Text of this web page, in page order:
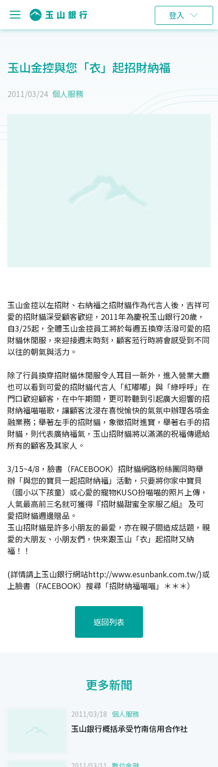
登入
玉山金控與您「衣」起招財納福
2011/03/24 個人服務
玉山金控以左招財、右納福之招財貓作為代言人後，吉祥可
愛的招財貓深受顧客歡迎，2011年為慶祝玉山銀行20歲，
自3/25起，全體玉山金控員工將於每週五換穿活潑可愛的招
財貓休閒服，來迎接週末時刻，顧客蒞行時將會感受到不同
以往的朝氣與活力。
除了行員換穿招財貓休閒服令人耳目一新外，進入營業大廳
也可以看到可愛的招財貓代言人「紅嘟嘟」與「綠呼呼」在
門口歡迎顧客，在中午期間，更可聆聽到引起廣大迴響的招
財納福喵喵歌，讓顧客沈浸在喜悅愉快的氣氛中辦理各項金
融業務；舉著左手的招財貓，象徵招財進寶，舉著右手的招
財貓，則代表廣納福氣，玉山招財貓將以滿滿的祝福傳遞給
所有的顧客及其家人。
3/15~4/8，臉書（FACEBOOK）招財貓網路粉絲團同時舉
辦「與您的寶貝一起招財納福」活動，只要將你家中寶貝
（國小以下孩童）或心愛的寵物KUSO扮喵喵的照片上傳，
人氣最高前三名就可獲得『招財貓甜蜜全家服乙組』 及可
愛招財貓週邊贈品。
玉山招財貓是許多小朋友的最愛，亦在親子間造成話題，親
愛的大朋友、小朋友們，快來跟玉山「衣」起招財又納
福！！
(詳情請上玉山銀行網站http://www.esunbank.com.tw/)或
上臉書（FACEBOOK）搜尋「招財納福喵喵」＊＊＊）
返回列表
更多新聞
2011/03/18 個人服務
玉山銀行概括承受竹南信用合作社